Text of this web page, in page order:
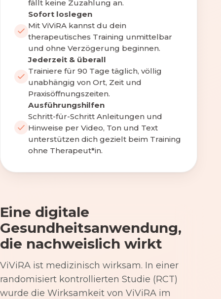
fällt keine Zuzahlung an.
Sofort loslegen
Mit ViViRA kannst du dein
therapeutisches Training unmittelbar
und ohne Verzögerung beginnen.
Jederzeit & überall
Trainiere für 90 Tage täglich, völlig
unabhängig von Ort, Zeit und
Praxisöffnungszeiten.
Ausführungshilfen
Schritt-für-Schritt Anleitungen und
Hinweise per Video, Ton und Text
unterstützen dich gezielt beim Training
ohne Therapeut*in.
Eine digitale
Gesundheitsanwendung,
die nachweislich wirkt
ViViRA ist medizinisch wirksam. In einer
randomisiert kontrollierten Studie (RCT)
wurde die Wirksamkeit von ViViRA im